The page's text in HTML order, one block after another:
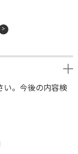
い。今後の内容検